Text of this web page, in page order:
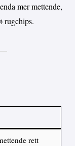
mer mettende,
rugchips.
rett